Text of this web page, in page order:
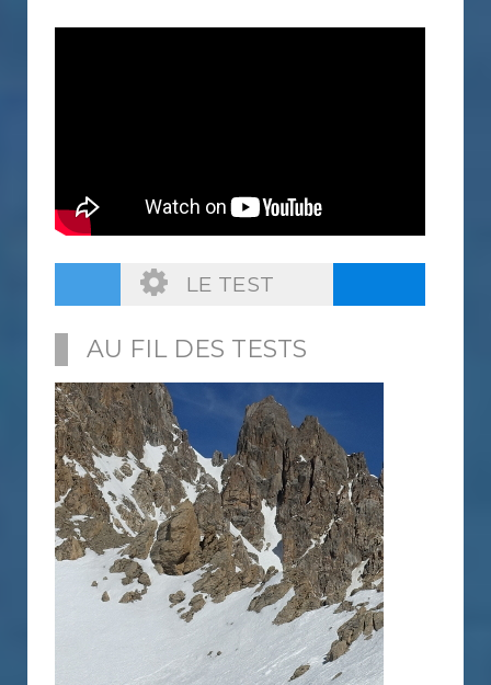
LE TEST
AU FIL DES TESTS